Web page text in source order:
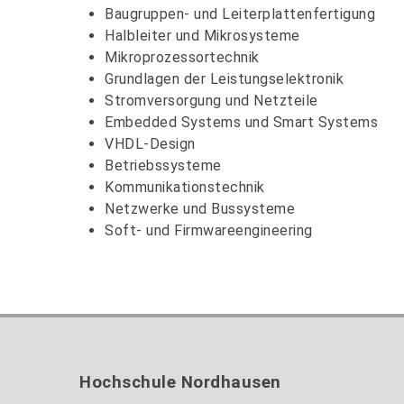
Baugruppen- und Leiterplattenfertigung
Halbleiter und Mikrosysteme
Mikroprozessortechnik
Grundlagen der Leistungselektronik
Stromversorgung und Netzteile
Embedded Systems und Smart Systems
VHDL-Design
Betriebssysteme
Kommunikationstechnik
Netzwerke und Bussysteme
Soft- und Firmwareengineering
Hochschule Nordhausen